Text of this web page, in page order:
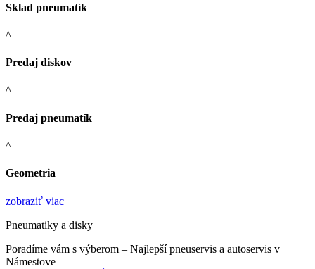
Sklad pneumatík
^
Predaj diskov
^
Predaj pneumatík
^
Geometria
zobraziť viac
Pneumatiky a disky
Poradíme vám s výberom – Najlepší pneuservis a autoservis v
Námestove